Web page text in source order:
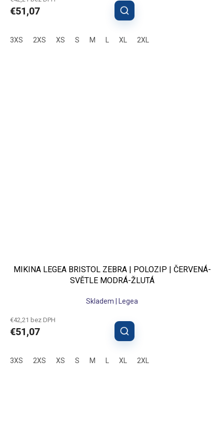
€51,07
3XS 2XS XS S M XL 2XL
MIKINA LEGEA BRISTOL ZEBRA | POLOZIP | ČERVENÁ-
SVĚTLE MODRÁ-ŽLUTÁ
Skladem | Legea
€42,21 bez DPH
€51,07
3XS 2XS XS S M XL 2XL